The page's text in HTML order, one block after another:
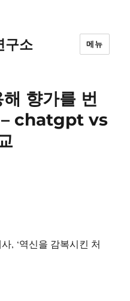
소 메뉴
향가를 번
– chatgpt vs
, ‘역신을 감복시킨 처